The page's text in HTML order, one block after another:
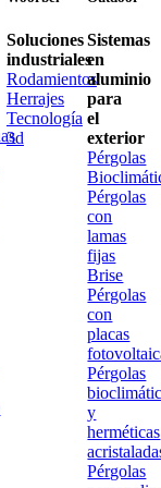
Soluciones
industriales
Rodamientos
Herrajes
Tecnología
3d
Sistemas
en
aluminio
para
el
exterior
Pérgolas
Pérgolas
con
lamas
fijas
Brise
Pérgolas
con
placas
Pérgolas
y
herméticas
Pérgolas